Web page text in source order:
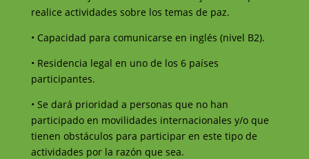
realice actividades sobre los temas de paz.
• Capacidad para comunicarse en inglés (nivel B2).
• Residencia legal en uno de los 6 países
participantes.
• Se dará prioridad a personas que no han
participado en movilidades internacionales y/o que
tienen obstáculos para participar en este tipo de
actividades por la razón que sea.